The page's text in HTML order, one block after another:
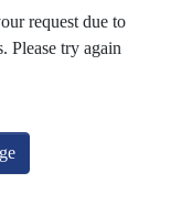
request due to
Please try again